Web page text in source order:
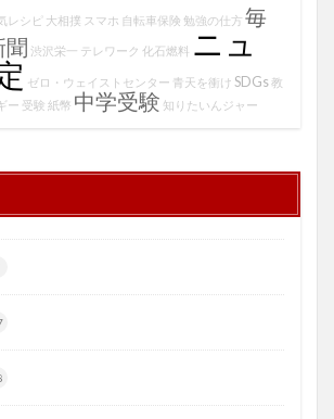
レシピ 大相撲 スマホ 自転車保険 勉強の仕方 毎
聞 渋沢栄一 テレワーク 化石燃料 ニュ
ゼロ・ウェイストセンター 青天を衝け SDGs教
ー 受験 紙幣 中学受験 知りたいんジャー